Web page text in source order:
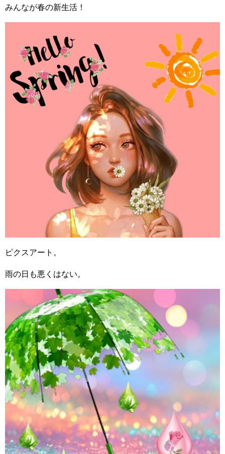
みんなが春の新生活！
ピクスアート。
雨の日も悪くはない。